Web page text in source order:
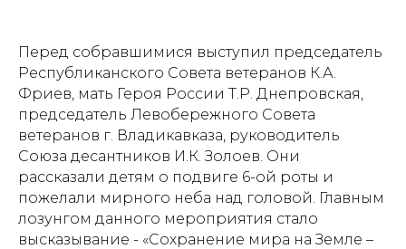
Перед собравшимися выступил председатель
Республиканского Совета ветеранов К.А.
Фриев, мать Героя России Т.Р. Днепровская,
председатель Левобережного Совета
ветеранов г. Владикавказа, руководитель
Союза десантников И.К. Золоев. Они
рассказали детям о подвиге 6-ой роты и
пожелали мирного неба над головой. Главным
лозунгом данного мероприятия стало
высказывание - «Сохранение мира на Земле –